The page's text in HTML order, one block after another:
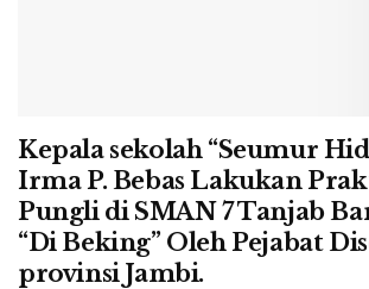
Kepala sekolah “Seumur
Irma P. Bebas Lakukan
Pungli di SMAN 7 Tanjab
“Di Beking” Oleh Pejabat
provinsi Jambi.